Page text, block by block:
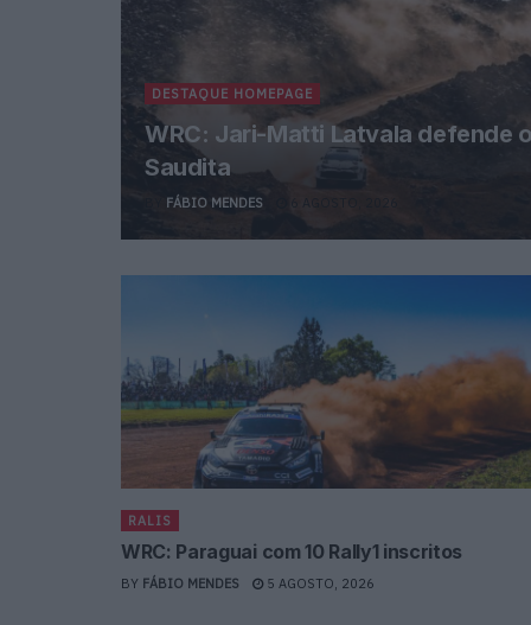
DESTAQUE HOMEPAGE
WRC: Jari-Matti Latvala defende
Saudita
FÁBIO MENDES
RALIS
WRC: Paraguai com 10 Rally1 inscritos
BY FÁBIO MENDES 5 AGOSTO, 2026